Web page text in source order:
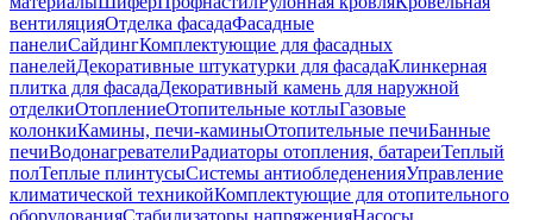
вентиляцияОтделка фасадаФасадные
панелиСайдингКомплектующие для фасадных
панелейДекоративные штукатурки для фасадаКлинкерная
плитка для фасадаДекоративный камень для наружной
отделкиОтоплениеОтопительные котлыГазовые
колонкиКамины, печи-каминыОтопительные печиБанные
печиВодонагревателиРадиаторы отопления, батареиТеплый
полТеплые плинтусыСистемы антиобледененияУправление
климатической техникойКомплектующие для отопительного
оборудованияСтабилизаторы напряженияНасосы